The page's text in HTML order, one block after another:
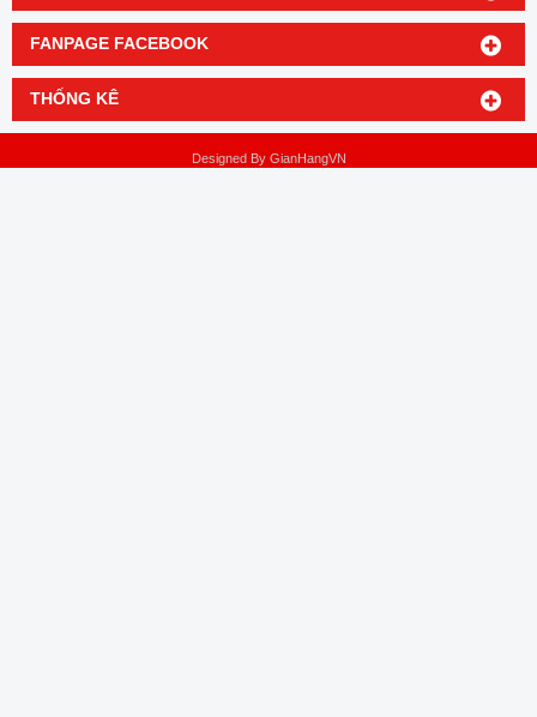
FANPAGE FACEBOOK
THỐNG KÊ
Designed By GianHangVN